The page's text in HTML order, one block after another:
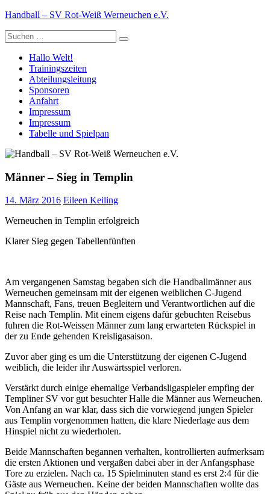
Zum
springen
Handball – SV Rot-Weiß Werneuchen e.V.
Suche
nach:
Hallo Welt!
Trainingszeiten
Abteilungsleitung
Sponsoren
Anfahrt
Impressum
Impressum
Tabelle und Spielpan
Männer – Sieg in Templin
14. März 2016 Eileen Keiling
Werneuchen in Templin erfolgreich
Klarer Sieg gegen Tabellenfünften
Am vergangenen Samstag begaben sich die Handballmänner aus
Werneuchen gemeinsam mit der eigenen weiblichen C-Jugend
Mannschaft, Fans, treuen Begleitern und Verantwortlichen auf die
Reise nach Templin. Mit einem eigens dafür gebuchten Reisebus
fuhren die Rot-Weissen Männer zum lang erwarteten Rückspiel in
der zu Ende gehenden Kreisligasaison.
Zuvor aber ging es um die Unterstützung der eigenen C-Jugend
weiblich, die leider ihr Auswärtsspiel verloren.
Verstärkt durch einige ehemalige Verbandsligaspieler empfing der
Templiner SV vor gut besuchter Halle die Männer aus Werneuchen.
Von Anfang an war klar, dass sich die vorwiegend jungen Spieler
aus Templin vorgenommen hatten, die klare Niederlage aus dem
Hinspiel nicht zu wiederholen.
Beide Mannschaften begannen verhalten, kontrollierten aufmerksam
die ersten Aktionen und vergaßen dabei aber in der Anfangsphase
Tore zu erzielen. Nach ca. 15 Spielminuten stand es erst 2:4 für die
Gäste aus Werneuchen. Keine der beiden Mannschaften wollte das